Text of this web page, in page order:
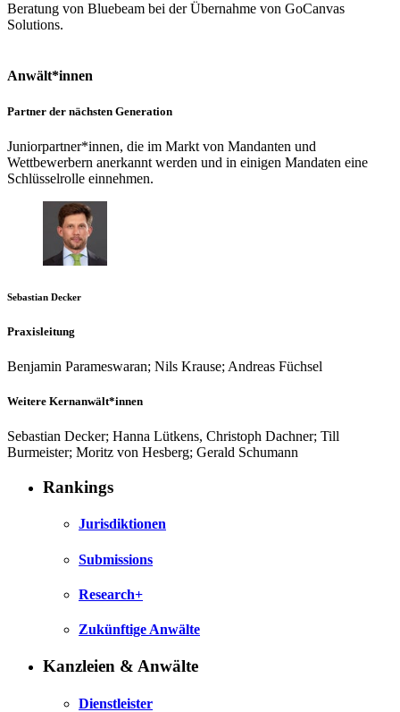
Beratung von Bluebeam bei der Übernahme von GoCanvas
Solutions.
Anwält*innen
Partner der nächsten Generation
Juniorpartner*innen, die im Markt von Mandanten und
Wettbewerbern anerkannt werden und in einigen Mandaten eine
Schlüsselrolle einnehmen.
Sebastian Decker
Praxisleitung
Benjamin Parameswaran; Nils Krause; Andreas Füchsel
Weitere Kernanwält*innen
Sebastian Decker; Hanna Lütkens, Christoph Dachner; Till
Burmeister; Moritz von Hesberg; Gerald Schumann
Rankings
Jurisdiktionen
Submissions
Research+
Zukünftige Anwälte
Kanzleien & Anwälte
Dienstleister